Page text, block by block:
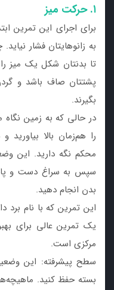
۱. حرکت میز
برای اجرای این تمرین
به زانوهایتان فشار
تا بدنتان شکل یک میز
پشتتان صاف باشد و
بگیرند.
در حالی که به زمین
را هم‌زمان بالا
بدن انجام دهید.
این تمرین که با نام
یک تمرین عالی برای
مرکزی است.
بسته حفظ کنید.